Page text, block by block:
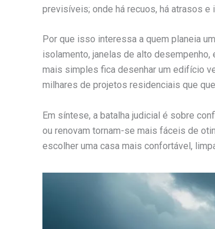
previsíveis; onde há recuos, há atrasos e
Por que isso interessa a quem planeia
isolamento, janelas de alto
mais simples fica desenhar um edifício
milhares de projetos residenciais que
Em síntese, a batalha judicial é sobre
ou renovam tornam-se mais fáceis de
escolher uma casa mais confortável,